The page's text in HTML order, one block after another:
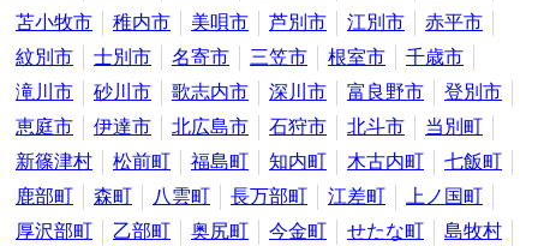
苫小牧市
稚内市 美唄市 芦別市 江別市
赤平市
紋別市
士別市 名寄市 三笠市 根室市
千歳市
滝川市
砂川市 歌志内市 深川市 富良野市
登別市
恵庭市
伊達市 北広島市 石狩市 北斗市
当別町
新篠津村
松前町 福島町 知内町 木古内町
七飯町
鹿部町
森町 八雲町 長万部町 江差町
上ノ国町
厚沢部町
乙部町 奥尻町 今金町 せたな町
島牧村